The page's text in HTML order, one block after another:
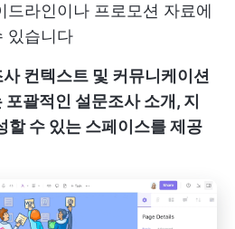
드라인이나 프로모션 자료에
있습니다
컨텍스트 및 커뮤니케이션
포괄적인 설문조사 소개, 지
할 수 있는 스페이스를 제공